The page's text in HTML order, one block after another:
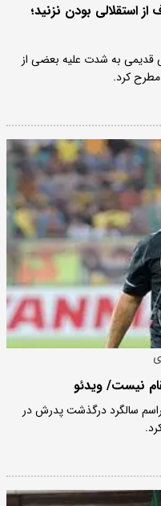
استقلالی بودن نزنید؛
قدیمی به شدت علیه بعضی از
مطرح کرد.
نیست/ ویدئو
سالگرد درگذشت پدرش در